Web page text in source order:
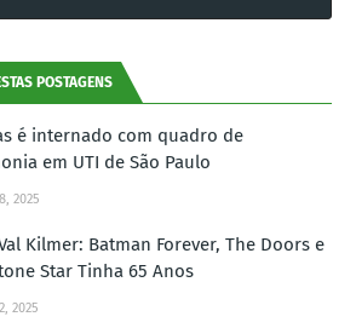
POSTAGENS
é internado com quadro de
em UTI de São Paulo
2025
Kilmer: Batman Forever, The Doors e
Star Tinha 65 Anos
2025